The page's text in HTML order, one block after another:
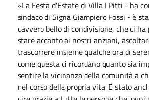
«La Festa d'Estate di Villa I Pitti - ha
sindaco di Signa Giampiero Fossi - è
davvero bello di condivisione, che ci ha
stare accanto ai nostri anziani,
trascorrere insieme qualche ora di
come questa ci ricordano quanto sia
sentire la vicinanza della comunità a
nel corso della propria vita. È stato